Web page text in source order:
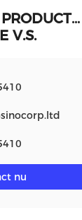
VERWANTE PRODUCTEN
V.S.
nu